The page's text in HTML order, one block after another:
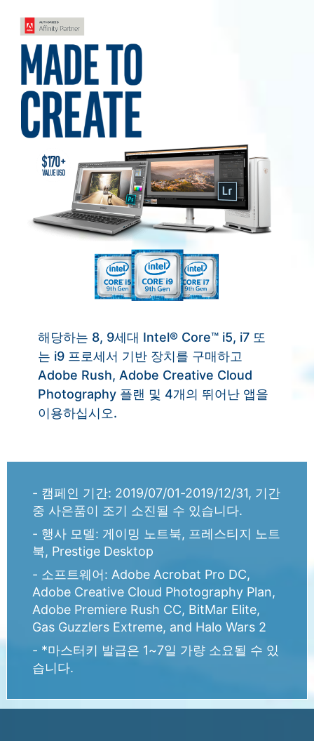
해당하는 8, 9세대 Intel® Core™ i5, i7 또
는 i9 프로세서 기반 장치를 구매하고
Adobe Rush, Adobe Creative Cloud
Photography 플랜 및 4개의 뛰어난 앱을
이용하십시오.
- 캠페인 기간: 2019/07/01-2019/12/31, 기간
중 사은품이 조기 소진될 수 있습니다.
- 행사 모델: 게이밍 노트북, 프레스티지 노트
북, Prestige Desktop
- 소프트웨어: Adobe Acrobat Pro DC,
Adobe Creative Cloud Photography Plan,
Adobe Premiere Rush CC, BitMar Elite,
Gas Guzzlers Extreme, and Halo Wars 2
- *마스터키 발급은 1~7일 가량 소요될 수 있
습니다.